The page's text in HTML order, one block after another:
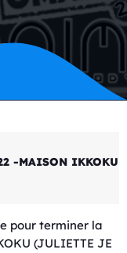
pour terminer la
(JULIETTE JE